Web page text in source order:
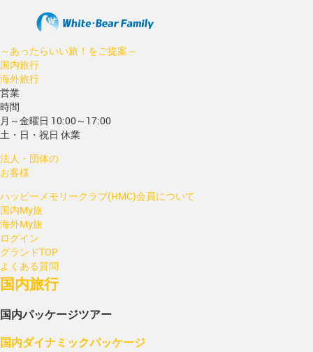
～あったらいい旅！をご提案～
国内旅行
海外旅行
営業
時間
月～金曜日 10:00～17:00
土・日・祝日 休業
法人・団体の
お客様
ハッピーメモリークラブ(HMC)会員について
国内My旅
海外My旅
ログイン
グランドTOP
よくある質問
国内旅行
国内パッケージツアー
国内ダイナミックパッケージ